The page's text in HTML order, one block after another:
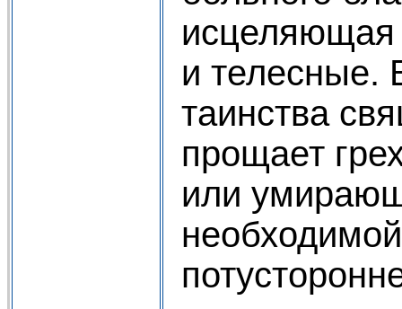
и телесные.
таинства
прощает
или